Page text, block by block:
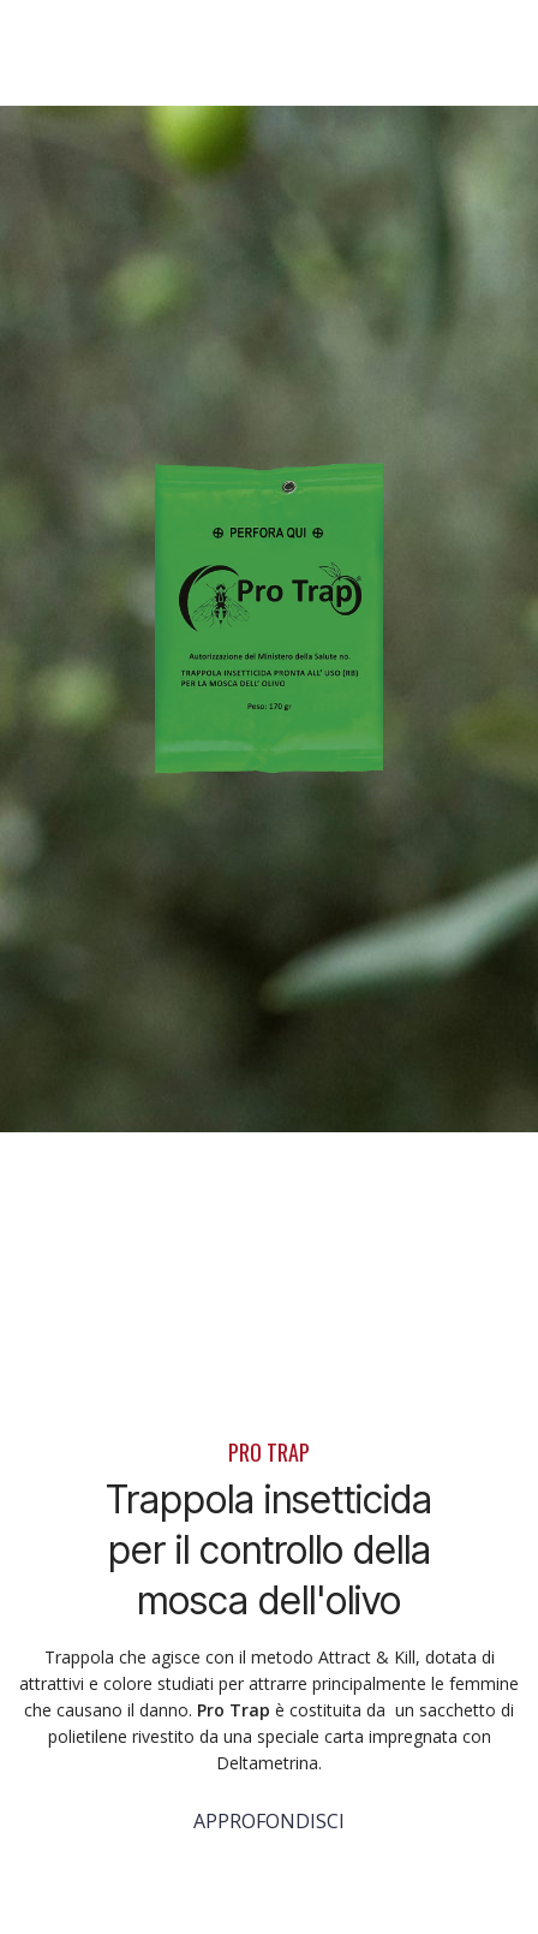
PRO TRAP
Trappola insetticida
per il controllo della
mosca dell'olivo
Trappola che agisce con il metodo Attract & Kill, dotata di
attrattivi e colore studiati per attrarre principalmente le femmine
che causano il danno. Pro Trap è costituita da un sacchetto di
polietilene rivestito da una speciale carta impregnata con
Deltametrina.
APPROFONDISCI